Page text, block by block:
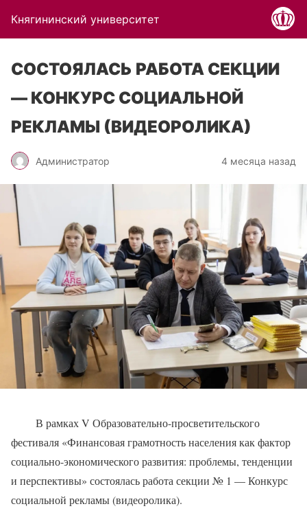
Княгининский университет
СОСТОЯЛАСЬ РАБОТА СЕКЦИИ
— КОНКУРС СОЦИАЛЬНОЙ
РЕКЛАМЫ (ВИДЕОРОЛИКА)
Администратор 4 месяца назад
В рамках V Образовательно-просветительского
фестиваля «Финансовая грамотность населения как фактор
социально-экономического развития: проблемы, тенденции
и перспективы» состоялась работа секции № 1 — Конкурс
социальной рекламы (видеоролика).